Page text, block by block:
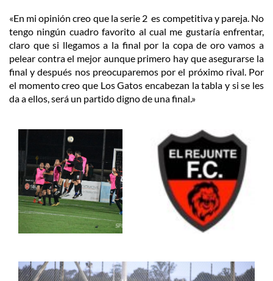
«En mi opinión creo que la serie 2 es competitiva y pareja. No
tengo ningún cuadro favorito al cual me gustaría enfrentar,
claro que si llegamos a la final por la copa de oro vamos a
pelear contra el mejor aunque primero hay que asegurarse la
final y después nos preocuparemos por el próximo rival. Por
el momento creo que Los Gatos encabezan la tabla y si se les
da a ellos, será un partido digno de una final.»